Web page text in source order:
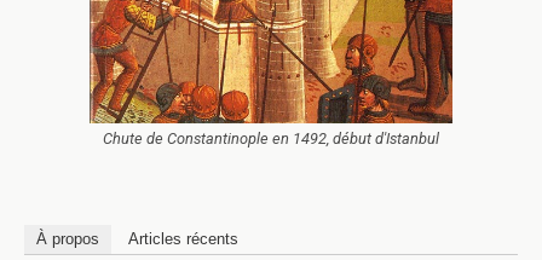
Chute de Constantinople en 1492, début d'Istanbul
À propos Articles récents